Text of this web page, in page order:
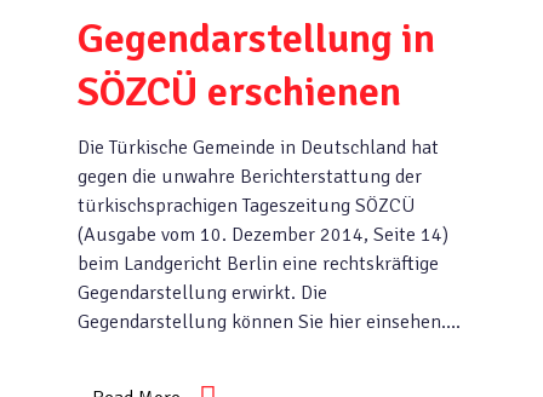
Gegendarstellung in
SÖZCÜ erschienen
Die Türkische Gemeinde in Deutschland hat
gegen die unwahre Berichterstattung der
türkischsprachigen Tageszeitung SÖZCÜ
(Ausgabe vom 10. Dezember 2014, Seite 14)
beim Landgericht Berlin eine rechtskräftige
Gegendarstellung erwirkt. Die
Gegendarstellung können Sie hier einsehen….